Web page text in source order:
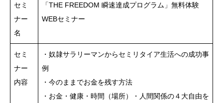
セミ
ナー
名
「THE FREEDOM 瞬速達成プログラム」無料体験
WEBセミナー
セミ
ナー
内容
・奴隷サラリーマンからセミリタイア生活への成功事
例
・今のままでお金を残す方法
・お金・健康・時間（場所）・人間関係の４大自由を